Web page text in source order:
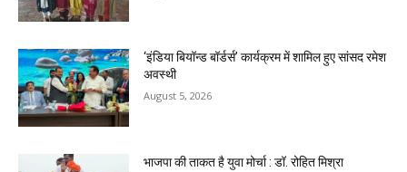
‘इंडिया बियॉन्ड बॉर्डर्स’ कार्यक्रम में शामिल हुए सांसद रमेश
अवस्थी
August 5, 2026
भाजपा की ताकत है युवा मोर्चा : डॉ. रोहित मिश्रा